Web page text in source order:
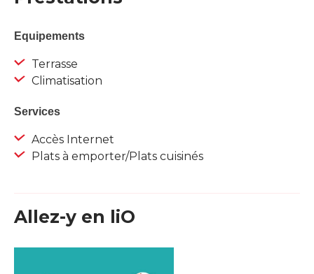
Equipements
Terrasse
Climatisation
Services
Accès Internet
Plats à emporter/Plats cuisinés
Allez-y en liO